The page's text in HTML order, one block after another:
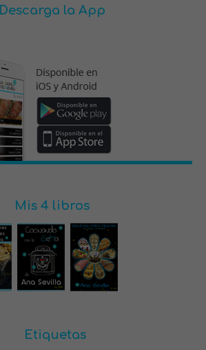
Descarga la App
Mis 4 libros
Etiquetas